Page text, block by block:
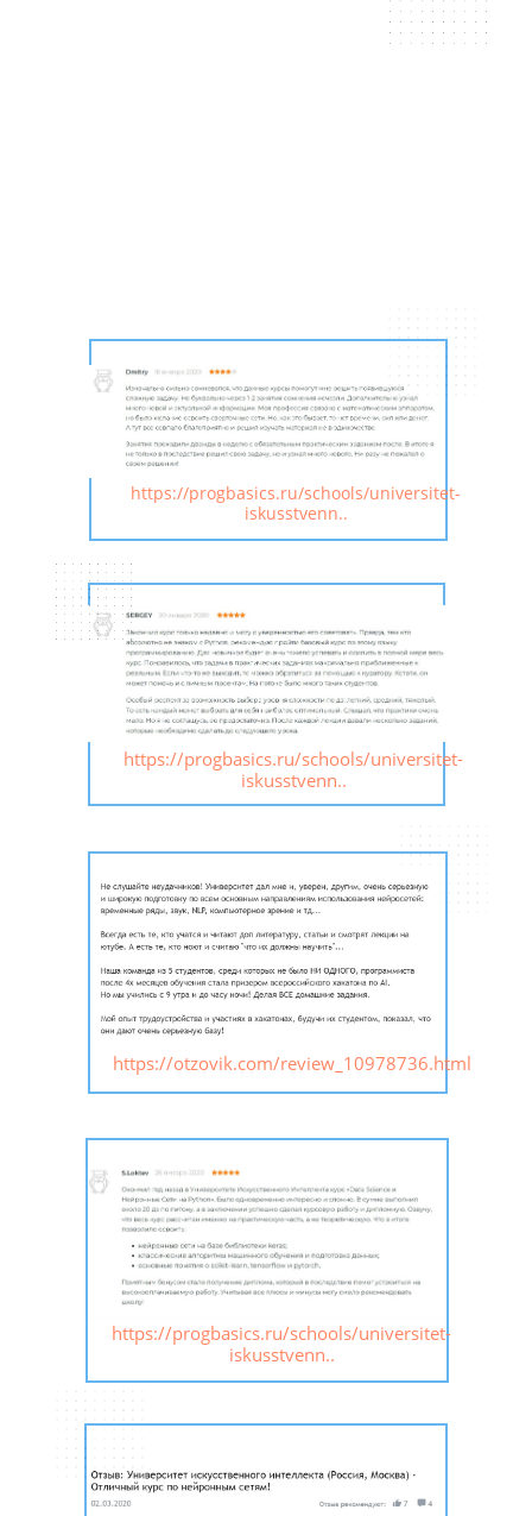
https://otzovik.com/review_10978736.html
https://progbasics.ru/schools/universitet-
iskusstvenn..
https://progbasics.ru/schools/universitet-
iskusstvenn..
https://progbasics.ru/schools/universitet-
iskusstvenn..